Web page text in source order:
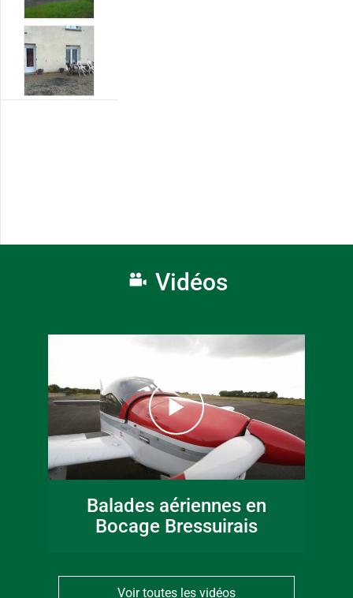
Vidéos
Balades aériennes en
Bocage Bressuirais
Voir toutes les vidéos